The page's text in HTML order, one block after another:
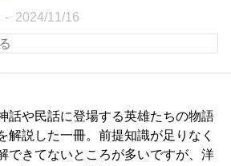
2024/11/16
話や民話に登場する英雄たちの物語
解説した一冊。前提知識が足りなく
できてないところが多いですが、洋